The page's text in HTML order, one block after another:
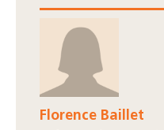
Florence Baillet